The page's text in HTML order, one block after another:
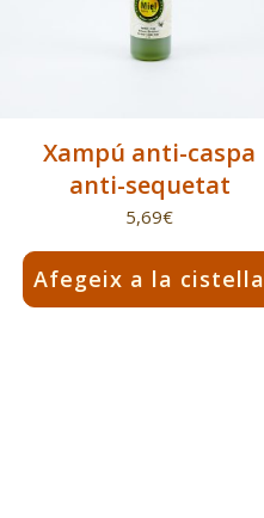
Xampú anti-caspa
anti-sequetat
5,69€
Afegeix a la cistella